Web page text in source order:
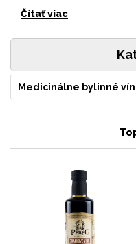
Čítať viac
Medicinálne bylinné